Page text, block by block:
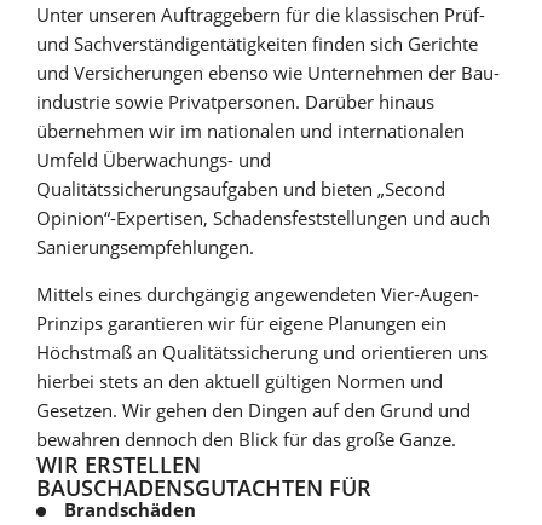
Unter unseren Auftraggebern für die klassischen Prüf-
und Sachverständigentätigkeiten finden sich Gerichte
und Versicherungen ebenso wie Unternehmen der Bau­
industrie sowie Privatpersonen. Darüber hinaus
übernehmen wir im nationalen und internationalen
Umfeld Überwachungs- und
Qualitätssicherungsaufgaben und bieten „Second
Opinion“-Expertisen, Schadensfeststellungen und auch
Sanierungsempfehlungen.
Mittels eines durchgängig angewendeten Vier-Augen-
Prinzips garantieren wir für eigene Planungen ein
Höchstmaß an Qualitätssicherung und orientieren uns
hierbei stets an den aktuell gültigen Normen und
Gesetzen. Wir gehen den Dingen auf den Grund und
bewahren dennoch den Blick für das große Ganze.
WIR ERSTELLEN
BAU­SCHADENS­GUTACHTEN FÜR
Brandschäden